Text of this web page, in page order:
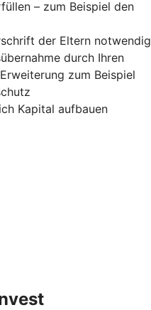
– zum Beispiel den
der Eltern notwendig
durch Ihren
zum Beispiel
Kapital aufbauen